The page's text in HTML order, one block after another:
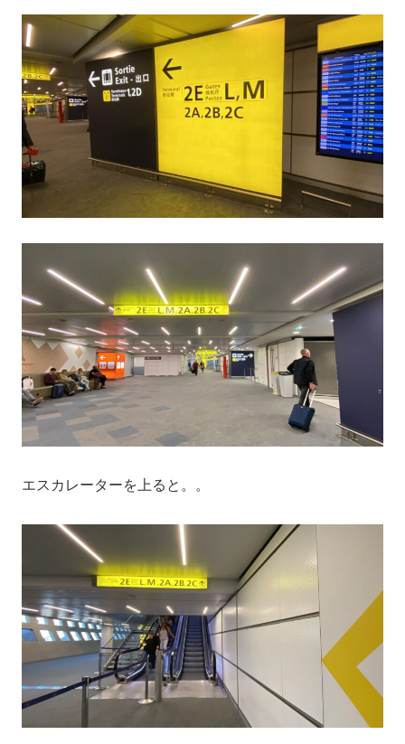
エスカレーターを上ると。。